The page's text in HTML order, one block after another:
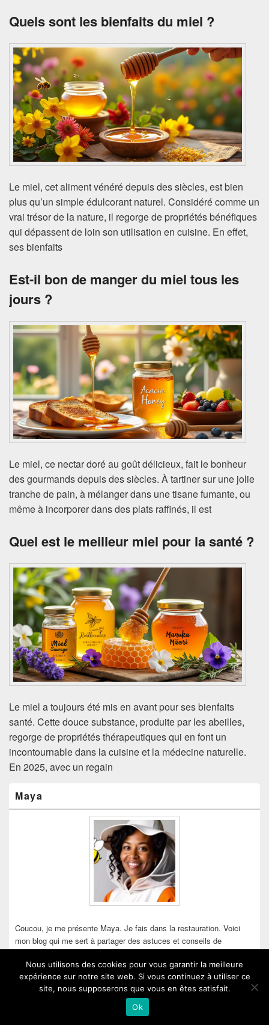
Quels sont les bienfaits du miel ?
Le miel, cet aliment vénéré depuis des siècles, est bien
plus qu’un simple édulcorant naturel. Considéré comme un
vrai trésor de la nature, il regorge de propriétés bénéfiques
qui dépassent de loin son utilisation en cuisine. En effet,
ses bienfaits
Est-il bon de manger du miel tous les
jours ?
Le miel, ce nectar doré au goût délicieux, fait le bonheur
des gourmands depuis des siècles. À tartiner sur une jolie
tranche de pain, à mélanger dans une tisane fumante, ou
même à incorporer dans des plats raffinés, il est
Quel est le meilleur miel pour la santé ?
Le miel a toujours été mis en avant pour ses bienfaits
santé. Cette douce substance, produite par les abeilles,
regorge de propriétés thérapeutiques qui en font un
incontournable dans la cuisine et la médecine naturelle.
En 2025, avec un regain
principale
de
Maya
Coucou, je me présente Maya. Je fais dans la restauration. Voici
mon blog qui me sert à partager des astuces et conseils de
cuisine/de gastronomie. Bienvenue à vous sur mon site.
Nous utilisons des cookies pour vous garantir la meilleure
expérience sur notre site web. Si vous continuez à utiliser ce
site, nous supposerons que vous en êtes satisfait.
Ok